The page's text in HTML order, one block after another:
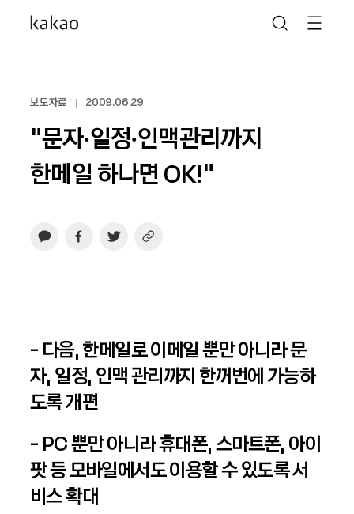
보도자료 2009.06.29
“문자∙일정∙인맥관리까지
한메일 하나면 OK!”
- 다음, 한메일로 이메일 뿐만 아니라 문
자, 일정, 인맥 관리까지 한꺼번에 가능하
도록 개편
- PC 뿐만 아니라 휴대폰, 스마트폰, 아이
팟 등 모바일에서도 이용할 수 있도록 서
비스 확대